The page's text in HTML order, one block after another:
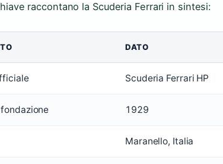
raccontano la Scuderia Ferrari in sintesi:
DATO
Scuderia Ferrari HP
1929
Maranello, Italia